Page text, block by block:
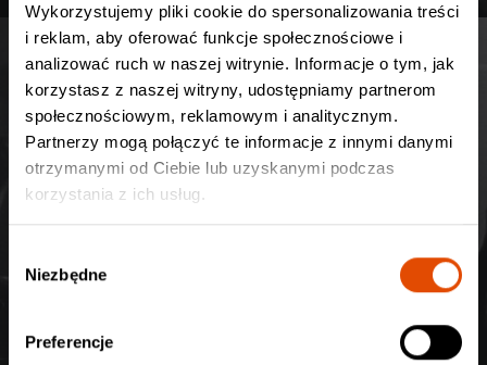
Wykorzystujemy pliki cookie do spersonalizowania treści
i reklam, aby oferować funkcje społecznościowe i
analizować ruch w naszej witrynie. Informacje o tym, jak
korzystasz z naszej witryny, udostępniamy partnerom
społecznościowym, reklamowym i analitycznym.
Partnerzy mogą połączyć te informacje z innymi danymi
otrzymanymi od Ciebie lub uzyskanymi podczas
korzystania z ich usług.
Niezbędne
Preferencje